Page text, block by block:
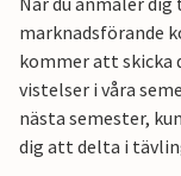
marknadsförande
kommer att skicka
vistelser i våra
nästa semester,
dig att delta i